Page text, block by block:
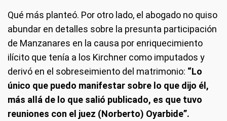
Qué más planteó. Por otro lado, el abogado no quiso
abundar en detalles sobre la presunta participación
de Manzanares en la causa por enriquecimiento
ilícito que tenía a los Kirchner como imputados y
derivó en el sobreseimiento del matrimonio: “Lo
único que puedo manifestar sobre lo que dijo él,
más allá de lo que salió publicado, es que tuvo
reuniones con el juez (Norberto) Oyarbide”.